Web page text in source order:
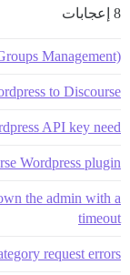
8 إعجابات
Management)
to Discourse
API key need?
Wordpress plugin
the admin with a
timeout
request errors